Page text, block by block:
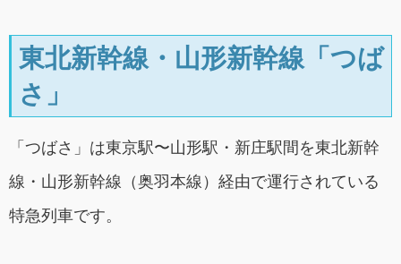
東北新幹線・山形新幹線「つば
さ」
「つばさ」は東京駅〜山形駅・新庄駅間を東北新幹
線・山形新幹線（奥羽本線）経由で運行されている
特急列車です。